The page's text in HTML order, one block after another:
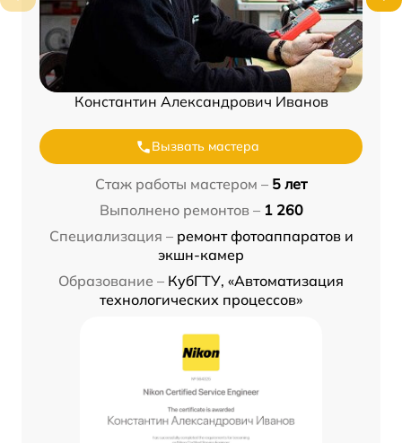
Константин Александрович Иванов
Вызвать мастера
Стаж работы мастером – 5 лет
Выполнено ремонтов – 1 260
Специализация – ремонт фотоаппаратов и
экшн-камер
Образование – КубГТУ, «Автоматизация
технологических процессов»